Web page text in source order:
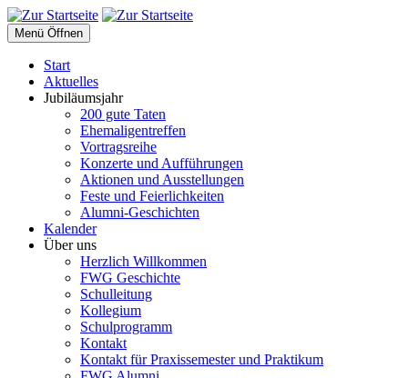
Menü Öffnen
Start
Aktuelles
Jubiläumsjahr
200 gute Taten
Ehemaligentreffen
Vortragsreihe
Konzerte und Aufführungen
Aktionen und Ausstellungen
Feste und Feierlichkeiten
Alumni-Geschichten
Kalender
Über uns
Herzlich Willkommen
FWG Geschichte
Schulleitung
Kollegium
Schulprogramm
Kontakt
Kontakt für Praxissemester und Praktikum